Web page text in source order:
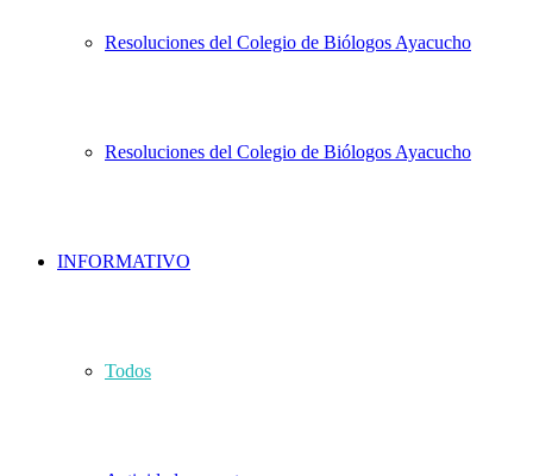
Resoluciones del Colegio de Biólogos Ayacucho
Resoluciones del Colegio de Biólogos Ayacucho
INFORMATIVO
Todos